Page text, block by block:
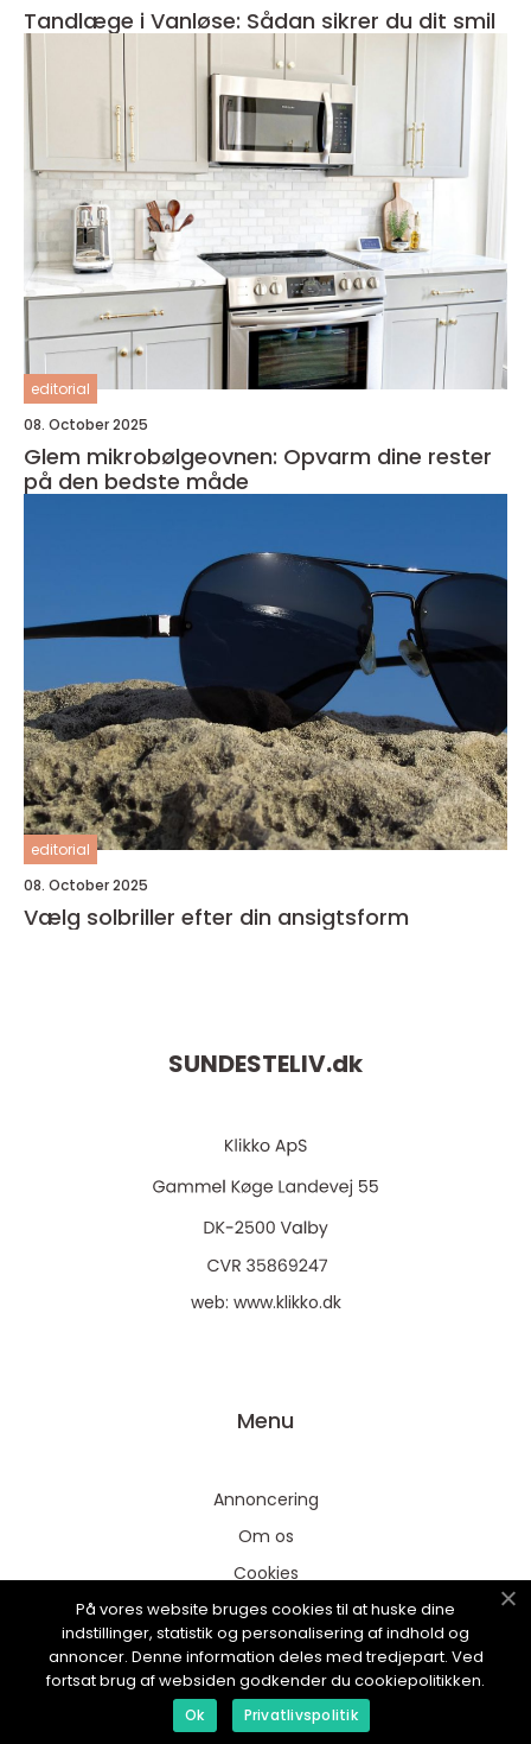
Tandlæge i Vanløse: Sådan sikrer du dit smil
editorial
08. October 2025
Glem mikrobølgeovnen: Opvarm dine rester
på den bedste måde
editorial
08. October 2025
Vælg solbriller efter din ansigtsform
SUNDESTELIV.dk
web: www.klikko.dk
Menu
Annoncering
Om os
Cookies
Kontakt os
Sitemap
På vores website bruges cookies til at huske dine
indstillinger, statistik og personalisering af indhold og
annoncer. Denne information deles med tredjepart. Ved
fortsat brug af websiden godkender du cookiepolitikken.
Ok Privatlivspolitik